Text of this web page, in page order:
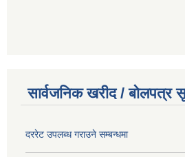
सार्वजनिक खरीद / बोलपत्र
दररेट उपलब्ध गराउने सम्बन्धमा